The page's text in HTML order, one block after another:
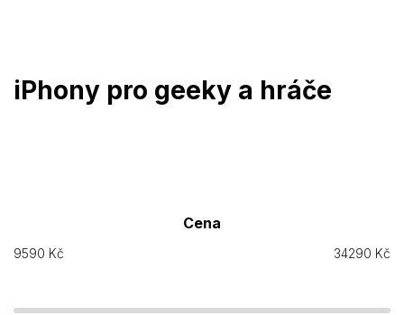
iPhony pro geeky a hráče
Cena
9590 Kč 34290 Kč